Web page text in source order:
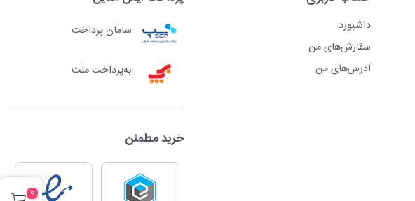
داشبورد
سفارش‌های من
آدرس‌های من
سامان پرداخت
به‌پرداخت ملت
خرید مطمئن
0